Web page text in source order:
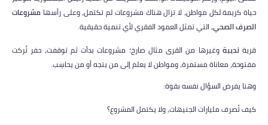
حياة كريمة لكل مواطن، لا تزال هناك مشروعات لم تكتمل، وعلى رأسها مشروعات
الصرف الصحي، التي تمثل العمود الفقري لأي تنمية حقيقية.
قرية نديبة وغيرها من القرى مثال صارخ؛ مشروعات بدأت ثم توقفت، حفر تُركت
مفتوحة، معاناة مستمرة، ومواطن لا يعلم إلى من يتجه أو من يحاسِب.
وهنا يفرض السؤال نفسه بقوة:
كيف تُصرف مليارات الجنيهات، ولا يكتمل المشروع؟